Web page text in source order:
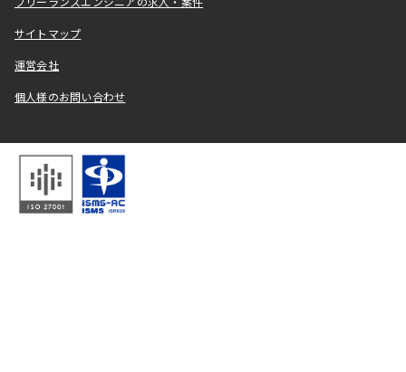
フリーランスエンジニアの求人・案件
サイトマップ
運営会社
個人様のお問い合わせ